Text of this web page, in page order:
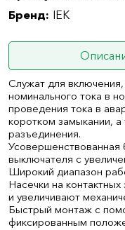
Бренд: IEK
Служат для
номинального тока в
проведения тока в
коротком замыкании,
разъединения.
Усовершенствованная
выключателя с
Широкий диапазон
Насечки на
и увеличивают
Быстрый монтаж с
фиксированным